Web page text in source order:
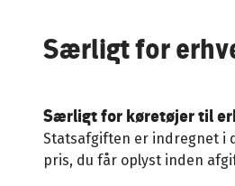
Særligt for
Særligt for køretøjer til
Statsafgiften er indregnet i
pris, du får oplyst inden